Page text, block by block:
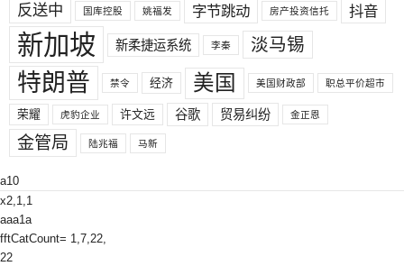
反送中 国库控股 姚福发 字节跳动 房产投资信托 抖音
新加坡 新柔捷运系统 李秦 淡马锡
特朗普 禁令 经济 美国 美国财政部 职总平价超市
荣耀 虎豹企业 许文远 谷歌 贸易纠纷 金正恩
金管局 陆兆福 马新
a10
x2,1,1
aaa1a
fftCatCount= 1,7,22,
22